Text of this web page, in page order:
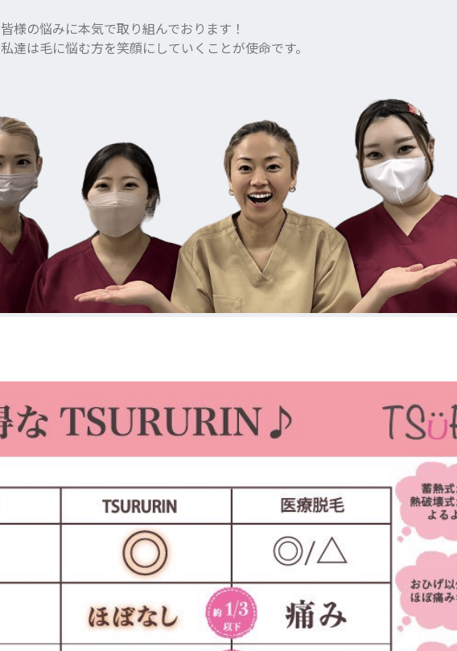
皆様の悩みに本気で取り組んでおります！
私達は毛に悩む方を笑顔にしていくことが使命です。